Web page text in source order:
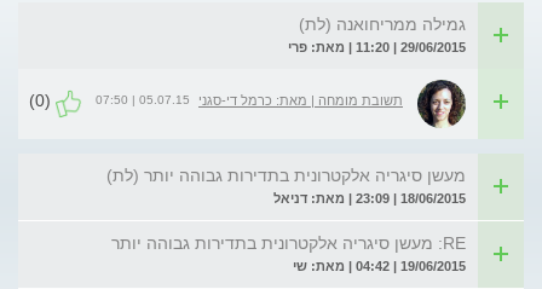
גמילה ממריחואנה (לת)
29/06/2015 | 11:20 | מאת: פרי
תשובת מומחה | מאת: כרמל די-סגני 05.07.15 | 07:50
(0)
מעשן סיגריה אלקטרונית בתדירות גבוהה יותר (לת)
18/06/2015 | 23:09 | מאת: דניאל
RE: מעשן סיגריה אלקטרונית בתדירות גבוהה יותר
19/06/2015 | 04:42 | מאת: שי